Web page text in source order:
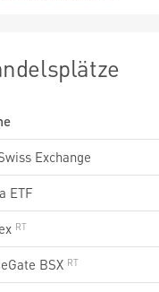
Exchange
ETF
BSX